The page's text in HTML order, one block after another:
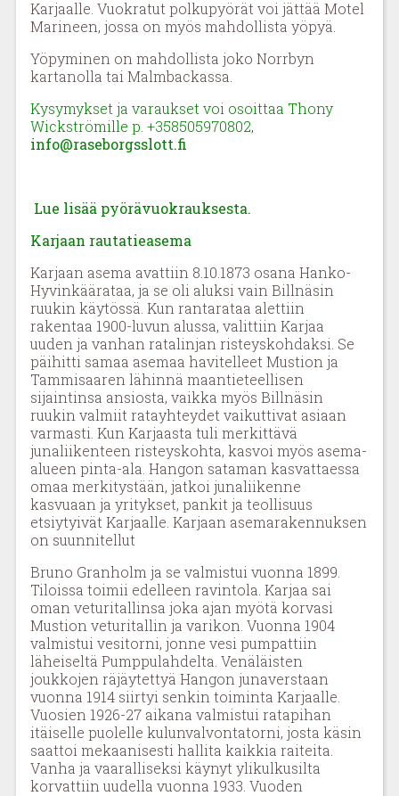
Karjaalle. Vuokratut polkupyörät voi jättää Motel
Marineen, jossa on myös mahdollista yöpyä.
Yöpyminen on mahdollista joko Norrbyn
kartanolla tai Malmbackassa.
Kysymykset ja varaukset voi osoittaa Thony
Wickströmille p. +358505970802,
info@raseborgsslott.fi
Lue lisää pyörävuokrauksesta.
Karjaan rautatieasema
Karjaan asema avattiin 8.10.1873 osana Hanko-
Hyvinkäärataa, ja se oli aluksi vain Billnäsin
ruukin käytössä. Kun rantarataa alettiin
rakentaa 1900-luvun alussa, valittiin Karjaa
uuden ja vanhan ratalinjan risteyskohdaksi. Se
päihitti samaa asemaa havitelleet Mustion ja
Tammisaaren lähinnä maantieteellisen
sijaintinsa ansiosta, vaikka myös Billnäsin
ruukin valmiit ratayhteydet vaikuttivat asiaan
varmasti. Kun Karjaasta tuli merkittävä
junaliikenteen risteyskohta, kasvoi myös asema-
alueen pinta-ala. Hangon sataman kasvattaessa
omaa merkitystään, jatkoi junaliikenne
kasvuaan ja yritykset, pankit ja teollisuus
etsiytyivät Karjaalle. Karjaan asemarakennuksen
on suunnitellut
Bruno Granholm ja se valmistui vuonna 1899.
Tiloissa toimii edelleen ravintola. Karjaa sai
oman veturitallinsa joka ajan myötä korvasi
Mustion veturitallin ja varikon. Vuonna 1904
valmistui vesitorni, jonne vesi pumpattiin
läheiseltä Pumppulahdelta. Venäläisten
joukkojen räjäytettyä Hangon junaverstaan
vuonna 1914 siirtyi senkin toiminta Karjaalle.
Vuosien 1926-27 aikana valmistui ratapihan
itäiselle puolelle kulunvalvontatorni, josta käsin
saattoi mekaanisesti hallita kaikkia raiteita.
Vanha ja vaaralliseksi käynyt ylikulkusilta
korvattiin uudella vuonna 1933. Vuoden